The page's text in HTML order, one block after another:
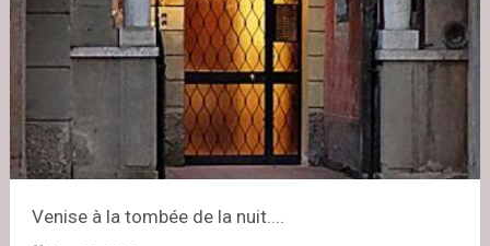
Venise à la tombée de la nuit....